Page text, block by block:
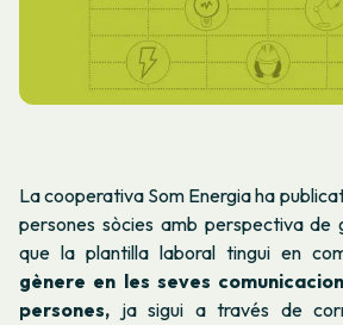
La cooperativa Som Energia ha
persones sòcies amb perspectiva de
que la plantilla laboral tingui en
gènere en les seves
persones, ja sigui a través de